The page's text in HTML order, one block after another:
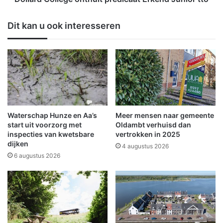
w
a
g
e
n
s
c
a
n
n
e
r
'
n
b
r
a
n
g
e
o
n
t
h
u
l
t
p
r
e
d
c
a
a
t
E
Dit kan u ook interesseren
Waterschap Hunze en Aa’s
start uit voorzorg met
inspecties van kwetsbare
dijken
6 augustus 2026
Meer mensen naar gemeente
Oldambt verhuisd dan
vertrokken in 2025
4 augustus 2026